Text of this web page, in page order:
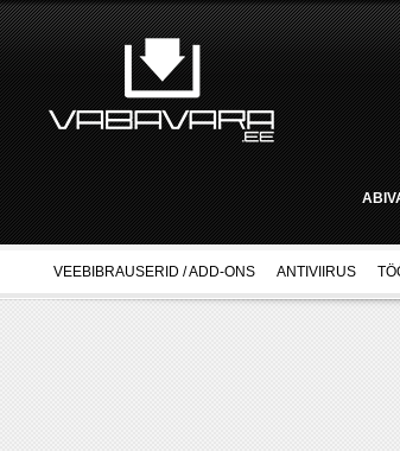
VEEBIBRAUSERID / ADD-ONS ANTIVIIRUS